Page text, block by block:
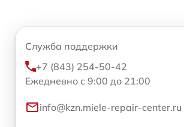
Служба поддержки
+7 (843) 254-50-42
Ежедневно с 9:00 до 21:00
info@kzn.miele-repair-center.ru